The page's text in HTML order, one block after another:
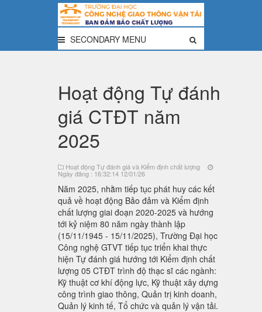
SECONDARY MENU
Hoạt động Tự đánh
giá CTĐT năm
2025
Hoạt động Tự đánh giá và Kiểm định chất lượng
Ngày đăng : 16:32:14 12/01/26
Năm 2025, nhằm tiếp tục phát huy các kết
quả về hoạt động Bảo đảm và Kiểm định
chất lượng giai đoạn 2020-2025 và hướng
tới kỷ niệm 80 năm ngày thành lập
(15/11/1945 - 15/11/2025), Trường Đại học
Công nghệ GTVT tiếp tục triển khai thực
hiện Tự đánh giá hướng tới Kiểm định chất
lượng 05 CTĐT trình độ thạc sĩ các ngành:
Kỹ thuật cơ khí động lực, Kỹ thuật xây dựng
công trình giao thông, Quản trị kinh doanh,
Quản lý kinh tế, Tổ chức và quản lý vận tải.